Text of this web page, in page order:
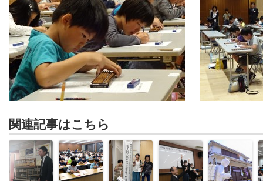
関連記事はこちら